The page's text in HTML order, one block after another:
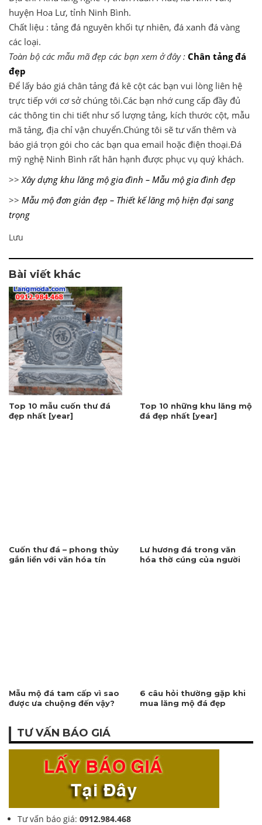
huyện Hoa Lư, tỉnh Ninh Bình.
Chất liệu : tảng đá nguyên khối tự nhiên, đá xanh đá vàng
các loại.
Toàn bộ các mẫu mã đẹp các bạn xem ở đây : Chân tảng đá
đẹp
Để lấy báo giá chân tảng đá kê cột các bạn vui lòng liên hệ
trực tiếp với cơ sở chúng tôi.Các bạn nhớ cung cấp đầy đủ
các thông tin chi tiết như số lượng tảng, kích thước cột, mẫu
mã tảng, địa chỉ vận chuyển.Chúng tôi sẽ tư vấn thêm và
báo giá trọn gói cho các bạn qua email hoặc điện thoại.Đá
mỹ nghệ Ninh Bình rất hân hạnh được phục vụ quý khách.
>> Xây dựng khu lăng mộ gia đình – Mẫu mộ gia đình đẹp
>> Mẫu mộ đơn giản đẹp – Thiết kế lăng mộ hiện đại sang
trọng
Lưu
Bài viết khác
Top 10 mẫu cuốn thư đá
đẹp nhất [year]
Top 10 những khu lăng mộ
đá đẹp nhất [year]
Cuốn thư đá – phong thủy
gắn liền với văn hóa tín
Lư hương đá trong văn
hóa thờ cúng của người
Mẫu mộ đá tam cấp vì sao
được ưa chuộng đến vậy?
6 câu hỏi thường gặp khi
mua lăng mộ đá đẹp
TƯ VẤN BÁO GIÁ
Tư vấn báo giá: 0912.984.468